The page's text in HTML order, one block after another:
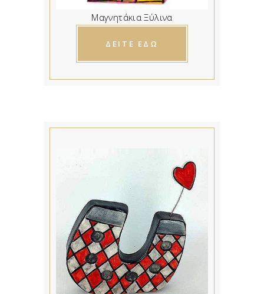
Μαγνητάκια Ξύλινα
ΔΕΙΤΕ ΕΔΩ